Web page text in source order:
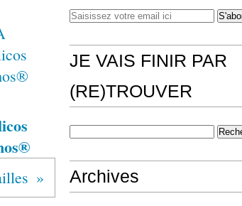
JE VAIS FINIR PAR
(RE)TROUVER
Archives